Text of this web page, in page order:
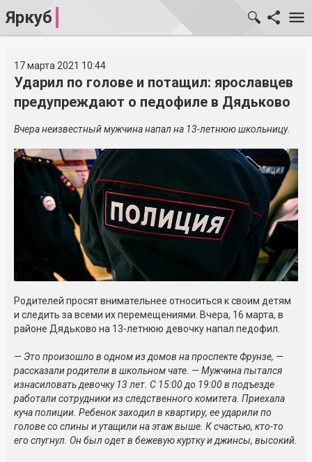
Яркуб
17 марта 2021 10:44
Ударил по голове и потащил: ярославцев
предупреждают о педофиле в Дядьково
Вчера неизвестный мужчина напал на 13-летнююшкольницу.
Родителей просят внимательнее относиться к своим детям
и следить за всеми их перемещениями. Вчера, 16 марта, в
районе Дядьково на 13-летнюю девочку напал педофил.
— Это произошло в одном из домов на проспекте Фрунзе, —
рассказали родители в школьном чате. — Мужчина пытался
изнасиловать девочку 13 лет. С 15:00 до 19:00 в подъезде
работали сотрудники из следственного комитета. Приехала
куча полиции. Ребенок заходил в квартиру, ее ударили по
голове со спины и утащили на этаж выше. К счастью, кто-то
его спугнул. Он был одет в бежевую куртку и джинсы, высокий.